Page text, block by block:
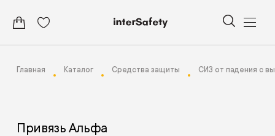
Главная Каталог Средства защиты СИЗ от падения с
Привязь Альфа